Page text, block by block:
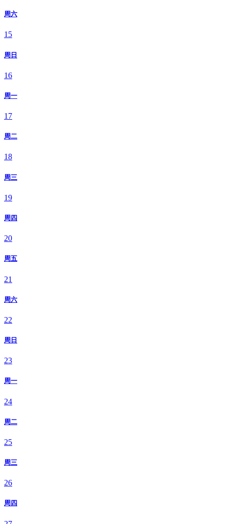
周六
15
周日
16
周一
17
周二
18
周三
19
周四
20
周五
21
周六
22
周日
23
周一
24
周二
25
周三
26
周四